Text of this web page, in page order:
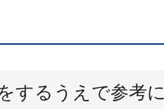
するうえで参考